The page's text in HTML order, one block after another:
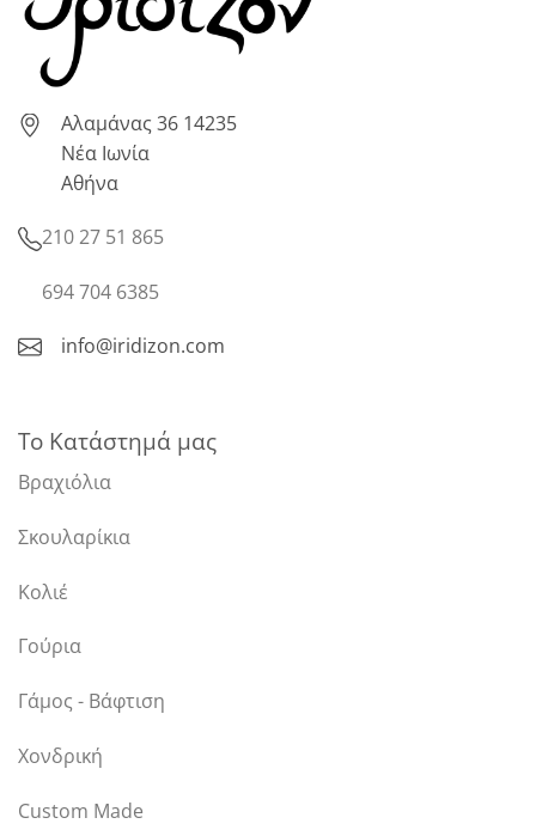
Αλαμάνας 36 14235
Νέα Ιωνία
Αθήνα
210 27 51 865
694 704 6385
info@iridizon.com
Το Κατάστημά μας
Βραχιόλια
Σκουλαρίκια
Κολιέ
Γούρια
Γάμος - Βάφτιση
Χονδρική
Custom Made